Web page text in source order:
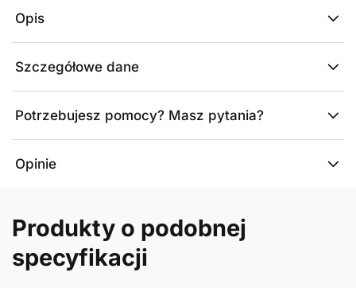
Opis
Szczegółowe dane
Potrzebujesz pomocy? Masz pytania?
Opinie
Produkty o podobnej
specyfikacji